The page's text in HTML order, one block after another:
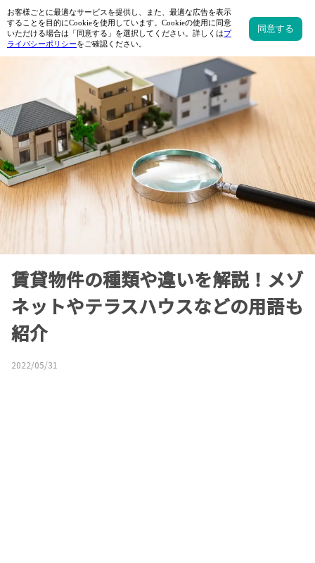
賃貸物件の種類や違いを解説！メゾ
ネットやテラスハウスなどの用語も
紹介
2022/05/31